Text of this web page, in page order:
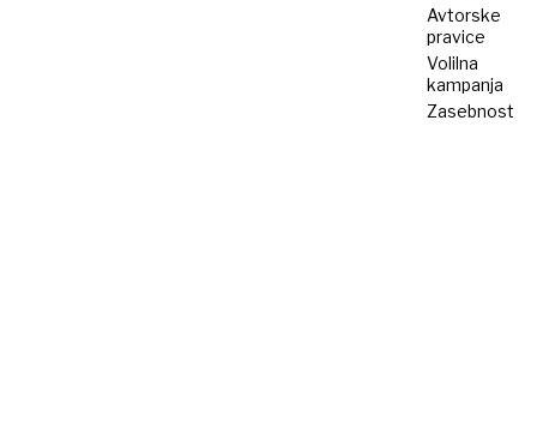
Avtorske
pravice
Volilna
kampanja
Zasebnost